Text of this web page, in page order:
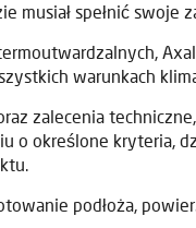
musiał spełnić swoje
warunkach
zalecenia
określone kryteria,
podłoża,